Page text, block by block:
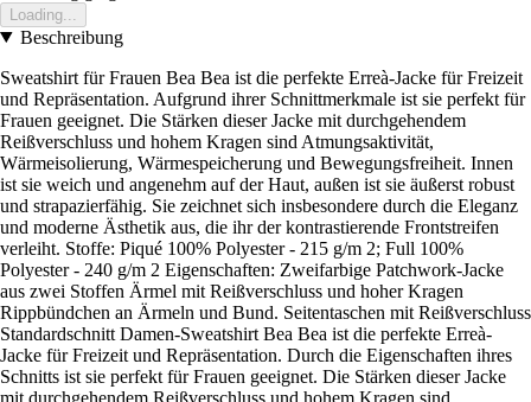
Loading...
Beschreibung
Sweatshirt für Frauen Bea Bea ist die perfekte Erreà-Jacke für Freizeit
und Repräsentation. Aufgrund ihrer Schnittmerkmale ist sie perfekt für
Frauen geeignet. Die Stärken dieser Jacke mit durchgehendem
Reißverschluss und hohem Kragen sind Atmungsaktivität,
Wärmeisolierung, Wärmespeicherung und Bewegungsfreiheit. Innen
ist sie weich und angenehm auf der Haut, außen ist sie äußerst robust
und strapazierfähig. Sie zeichnet sich insbesondere durch die Eleganz
und moderne Ästhetik aus, die ihr der kontrastierende Frontstreifen
verleiht. Stoffe: Piqué 100% Polyester - 215 g/m 2; Full 100%
Polyester - 240 g/m 2 Eigenschaften: Zweifarbige Patchwork-Jacke
aus zwei Stoffen Ärmel mit Reißverschluss und hoher Kragen
Rippbündchen an Ärmeln und Bund. Seitentaschen mit Reißverschluss
Standardschnitt Damen-Sweatshirt Bea Bea ist die perfekte Erreà-
Jacke für Freizeit und Repräsentation. Durch die Eigenschaften ihres
Schnitts ist sie perfekt für Frauen geeignet. Die Stärken dieser Jacke
mit durchgehendem Reißverschluss und hohem Kragen sind